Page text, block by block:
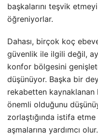
başkalarını teşvik
öğreniyorlar.
Dahası, birçok koç
güvenlik ile ilgili değil,
konfor bölgesini
düşünüyor. Başka bir
rekabetten kaynaklanan
önemli olduğunu
zorlaştığında istifa
aşmalarına yardımcı olur.